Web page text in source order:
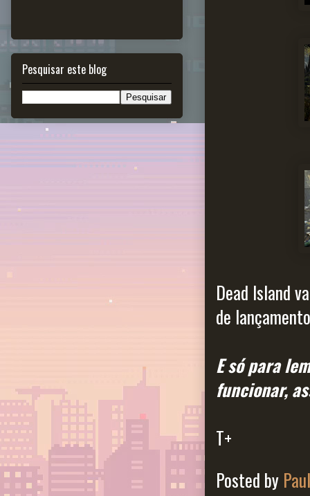
Dead Island
de
E só para
funcionar,
T+
Posted by
Pesquisar este blog